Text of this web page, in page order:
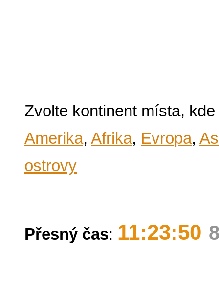
Zvolte kontinent místa,
Amerika, Afrika, Evropa,
ostrovy
Přesný čas: 11:23:50